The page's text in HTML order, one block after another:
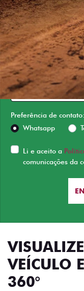
Versão escolhida
Preferência de contato:
Whatsapp
Li e aceito a
comunicações da
VEÍCULO
360°